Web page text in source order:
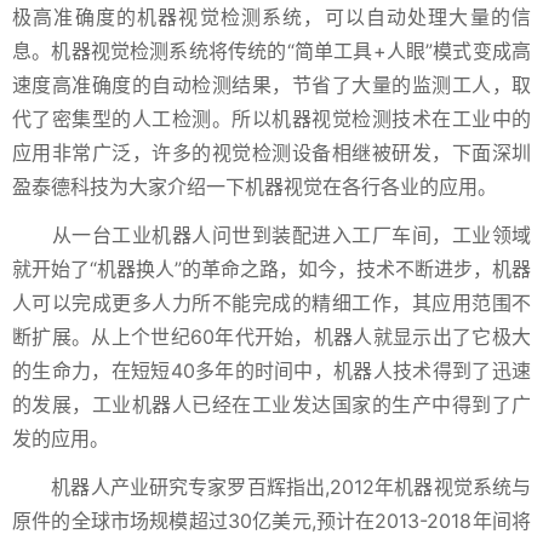
极高准确度的机器视觉检测系统，可以自动处理大量的信
息。机器视觉检测系统将传统的“简单工具+人眼”模式变成高
速度高准确度的自动检测结果，节省了大量的监测工人，取
代了密集型的人工检测。所以机器视觉检测技术在工业中的
应用非常广泛，许多的视觉检测设备相继被研发，下面深圳
盈泰德科技为大家介绍一下机器视觉在各行各业的应用。
从一台工业机器人问世到装配进入工厂车间，工业领域
就开始了“机器换人”的革命之路，如今，技术不断进步，机器
人可以完成更多人力所不能完成的精细工作，其应用范围不
断扩展。从上个世纪60年代开始，机器人就显示出了它极大
的生命力，在短短40多年的时间中，机器人技术得到了迅速
的发展，工业机器人已经在工业发达国家的生产中得到了广
发的应用。
机器人产业研究专家罗百辉指出,2012年机器视觉系统与
原件的全球市场规模超过30亿美元,预计在2013-2018年间将